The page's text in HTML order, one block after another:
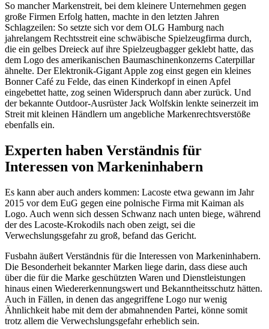
So mancher Markenstreit, bei dem kleinere Unternehmen gegen
große Firmen Erfolg hatten, machte in den letzten Jahren
Schlagzeilen: So setzte sich vor dem OLG Hamburg nach
jahrelangem Rechtsstreit eine schwäbische Spielzeugfirma durch,
die ein gelbes Dreieck auf ihre Spielzeugbagger geklebt hatte, das
dem Logo des amerikanischen Baumaschinenkonzerns Caterpillar
ähnelte. Der Elektronik-Gigant Apple zog einst gegen ein kleines
Bonner Café zu Felde, das einen Kinderkopf in einen Apfel
eingebettet hatte, zog seinen Widerspruch dann aber zurück. Und
der bekannte Outdoor-Ausrüster Jack Wolfskin lenkte seinerzeit im
Streit mit kleinen Händlern um angebliche Markenrechtsverstöße
ebenfalls ein.
Experten haben Verständnis für
Interessen von Markeninhabern
Es kann aber auch anders kommen: Lacoste etwa gewann im Jahr
2015 vor dem EuG gegen eine polnische Firma mit Kaiman als
Logo. Auch wenn sich dessen Schwanz nach unten biege, während
der des Lacoste-Krokodils nach oben zeigt, sei die
Verwechslungsgefahr zu groß, befand das Gericht.
Fusbahn äußert Verständnis für die Interessen von Markeninhabern.
Die Besonderheit bekannter Marken liege darin, dass diese auch
über die für die Marke geschützten Waren und Dienstleistungen
hinaus einen Wiedererkennungswert und Bekanntheitsschutz hätten.
Auch in Fällen, in denen das angegriffene Logo nur wenig
Ähnlichkeit habe mit dem der abmahnenden Partei, könne somit
trotz allem die Verwechslungsgefahr erheblich sein.